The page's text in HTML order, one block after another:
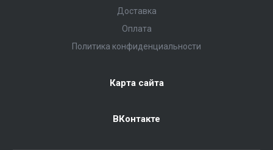
Доставка
Оплата
Политика конфиденциальности
Карта сайта
ВКонтакте